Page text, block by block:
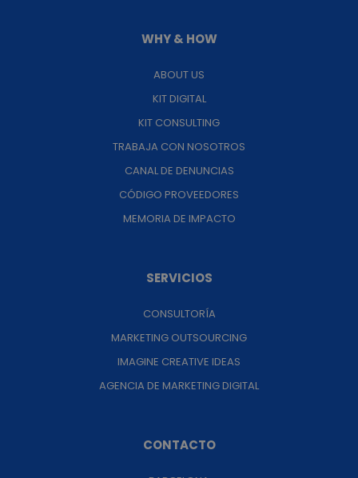
WHY & HOW
ABOUT US
KIT DIGITAL
KIT CONSULTING
TRABAJA CON NOSOTROS
CANAL DE DENUNCIAS
CÓDIGO PROVEEDORES
MEMORIA DE IMPACTO
SERVICIOS
CONSULTORÍA
MARKETING OUTSOURCING
IMAGINE CREATIVE IDEAS
AGENCIA DE MARKETING DIGITAL
CONTACTO